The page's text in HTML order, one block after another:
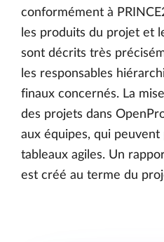
conformément à
les produits du projet et
sont décrits très
les responsables
finaux concernés. La
des projets dans
aux équipes, qui
tableaux agiles. Un
est créé au terme du